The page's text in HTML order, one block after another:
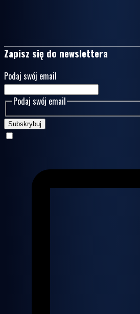
Zapisz się do newslettera
Podaj swój email
Podaj swój email
Subskrybuj